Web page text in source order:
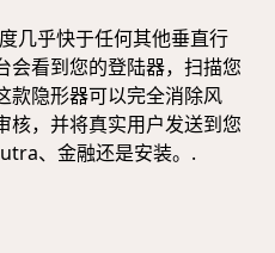
几乎快于任何其他垂直行
会看到您的登陆器，扫描您
款隐形器可以完全消除风
核，并将真实用户发送到您
、金融还是安装。.